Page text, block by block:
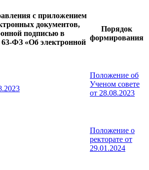
с приложением
документов,
подписью в
63-ФЗ «Об электронной
Порядок
формирования
Положение об
Ученом совете
от 28.08.2023
Положение о
ректорате от
29.01.2024